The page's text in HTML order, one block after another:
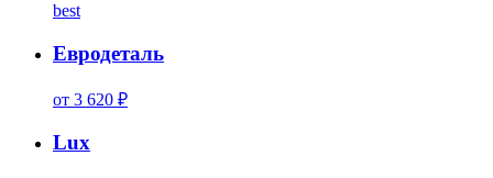
best
Евродеталь
от 3 620 ₽
Lux